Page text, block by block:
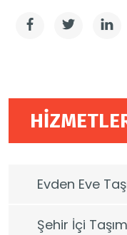
Evden Eve
Şehir İçi